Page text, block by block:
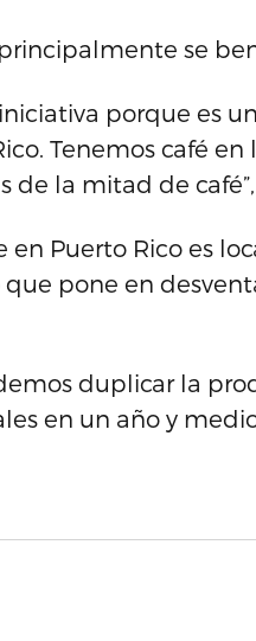
se
porque es
Tenemos café
de la mitad de
en Puerto Rico es
pone en
duplicar la
en un año y